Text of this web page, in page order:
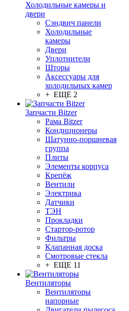
Холодильные камеры и
двери
Сэндвич панели
Холодильные
камеры
Двери
Уплотнители
Шторы
Аксессуары для
холодильных камер
+ ЕЩЕ 2
Запчасти Bitzer
Рама Bitzer
Кондиционеры
Шатунно-поршневая
группа
Плиты
Элементы корпуса
Крепёж
Вентили
Электрика
Датчики
ТЭН
Прокладки
Стартор-ротор
Фильтры
Клапанная доска
Смотровые стекла
+ ЕЩЕ 11
Вентиляторы
Вентиляторы
напорные